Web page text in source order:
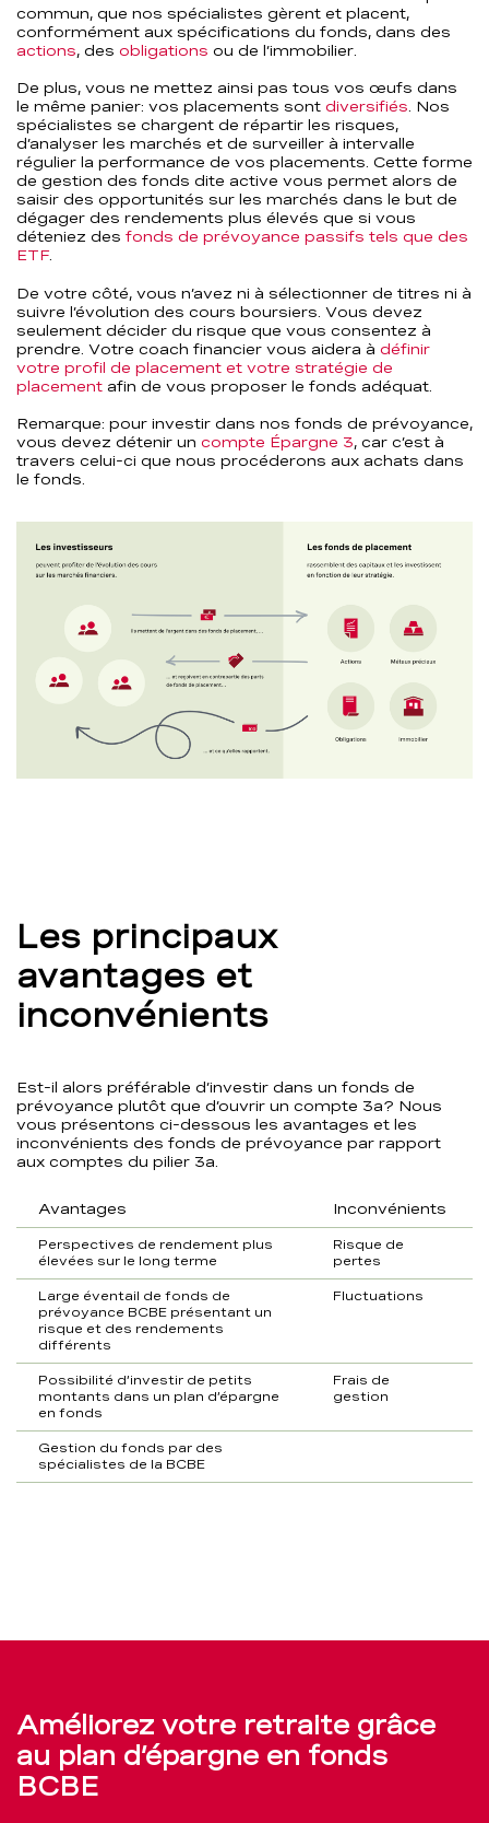
commun, que nos spécialistes gèrent et placent,
conformément aux spécifications du fonds, dans des
actions, des obligations ou de l’immobilier.
De plus, vous ne mettez ainsi pas tous vos œufs dans
le même panier: vos placements sont diversifiés . Nos
spécialistes se chargent de répartir les risques,
d’analyser les marchés et de surveiller à intervalle
régulier la performance de vos placements. Cette forme
de gestion des fonds dite active vous permet alors de
saisir des opportunités sur les marchés dans le but de
dégager des rendements plus élevés que si vous
déteniez des fonds de prévoyance passifs tels que des
ETF
De votre côté, vous n’avez ni à sélectionner de titres ni à
suivre l’évolution des cours boursiers. Vous devez
seulement décider du risque que vous consentez à
prendre. Votre coach financier vous aidera à définir
votre profil de placement et votre stratégie de
placement afin de vous proposer le fonds adéquat.
Remarque: pour investir dans nos fonds de prévoyance,
vous devez détenir un compte Épargne 3, car c’est à
travers celui-ci que nous procéderons aux achats dans
le fonds.
Les principaux
avantages et
inconvénients
Est-il alors préférable d’investir dans un fonds de
prévoyance plutôt que d’ouvrir un compte 3a? Nous
vous présentons ci-dessous les avantages et les
inconvénients des fonds de prévoyance par rapport
aux comptes du pilier 3a.
Avantages Inconvénients
Perspectives de rendement plus
élevées sur le long terme
Risque de
pertes
Large éventail de fonds de
prévoyance BCBE présentant un
risque et des rendements
différents
Fluctuations
Possibilité d’investir de petits
montants dans un plan d’épargne
en fonds
Frais de
gestion
Gestion du fonds par des
spécialistes de la BCBE
Améliorez votre retraite grâce
au plan d’épargne en fonds
BCBE